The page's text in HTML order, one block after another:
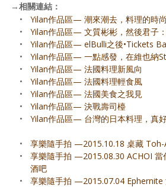
→相關連結：
•
Yilan作品區— 潮來潮去，料理的時尚
•
Yilan作品區— 文質彬彬，然後君子
•
Yilan作品區— elBulli之後•Tickets
•
Yilan作品區— 一點感發，在維也納
•
Yilan作品區— 法國料理新風向
•
Yilan作品區— 法國料理輕食風
•
Yilan作品區— 法國美食之我見
•
Yilan作品區— 決戰壽司檯
•
Yilan作品區— 台灣的日本料理，真好
•
享樂隨手拍 —2015.10.18 桌藏 Toh-
•
享樂隨手拍 —2015.08.30 ACHOI
酒吧
•
享樂隨手拍 —2015.07.04 Ephernite